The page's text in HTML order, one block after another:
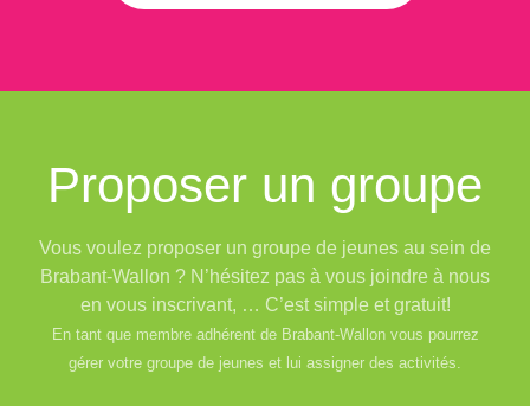
Proposer un groupe
Vous voulez proposer un groupe de jeunes au sein de
Brabant-Wallon ? N’hésitez pas à vous joindre à nous
en vous inscrivant, … C’est simple et gratuit!
En tant que membre adhérent de Brabant-Wallon vous pourrez
gérer votre groupe de jeunes et lui assigner des activités.